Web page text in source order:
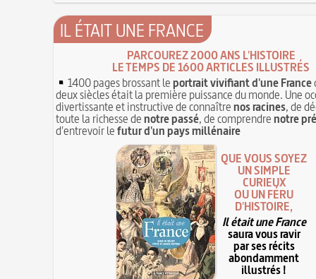
IL ÉTAIT UNE FRANCE
PARCOUREZ 2000 ANS L'HISTOIRE
LE TEMPS DE 1600 ARTICLES ILLUSTRÉS
1400 pages brossant leportrait vivifiant d'une France
deux siècles était la première puissance du monde. Une
divertissante et instructive de connaîtrenos racines, de
toute la richesse denotre passé, de comprendrenotre
d'entrevoir lefutur d'un pays millénaire
QUE VOUS SOYEZ
UN SIMPLE
CURIEUX
OU UN FÉRU
D'HISTOIRE,
Il était une France
saura vous ravir
par ses récits
abondamment
illustrés !